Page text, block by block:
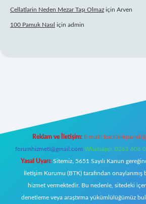
Cellatlarin Neden Mezar Taşı Olmaz için Arven
100 Pamuk Nasıl için admin
Reklam ve İletişim: E-mail:
forumhizmeti@gmail.com Whatsapp: 0262 606
Yasal Uyarı: Sitemiz, 5651 Sayılı Kanun
İletişim Kurumu (BTK) tarafından onaylanmış
hizmet vermektedir. Bu nedenle, sitedeki
denetleme veya araştırma yükümlülüğümüz